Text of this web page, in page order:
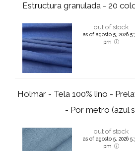
Estructura granulada - 20
out of stock
as of agosto 5, 2026
pm
Holmar - Tela 100% lino -
- Por metro (azul
out of stock
as of agosto 5, 2026
pm